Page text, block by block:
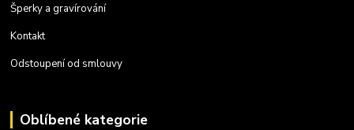
Šperky a gravírování
Kontakt
Odstoupení od smlouvy
Oblíbené kategorie